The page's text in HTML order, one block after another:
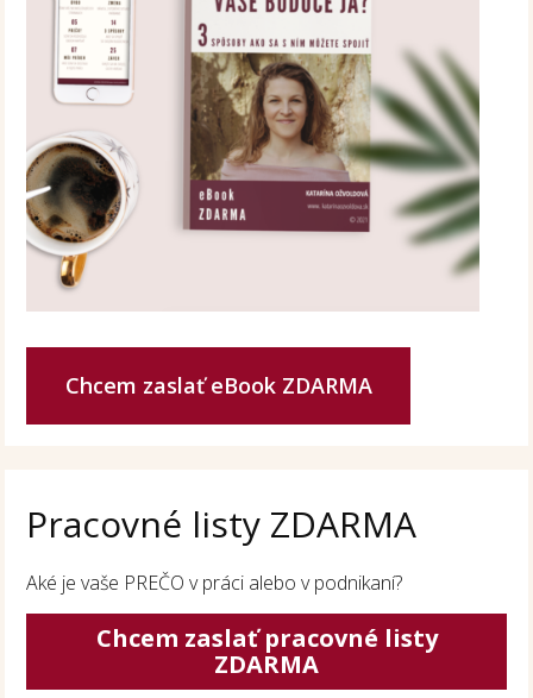
Chcem zaslať eBook ZDARMA
Pracovné listy ZDARMA
Aké je vaše PREČO v práci alebo v podnikaní?
Chcem zaslať pracovné listy
ZDARMA